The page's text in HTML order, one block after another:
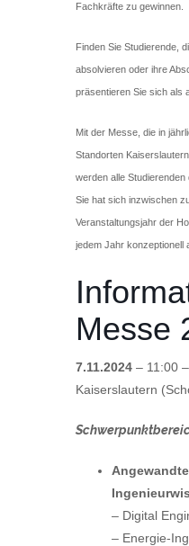
Fachkräfte zu gewinnen.
Finden Sie Studierende,
absolvieren oder ihre
präsentieren Sie sich als
Mit der Messe, die in
Standorten
werden alle
Sie hat sich inzwischen
Veranstaltungsjahr der
jedem Jahr konzeptionell
Messe
7.11.2024 – 11:00
Kaiserslautern
Angewandte
– Digital
– Energie-